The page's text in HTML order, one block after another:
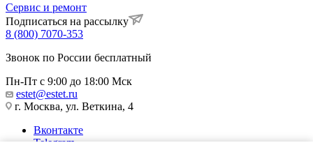
Сервис и ремонт
Подписаться на рассылку
8 (800) 7070-353
Звонок по России бесплатный
Пн-Пт с 9:00 до 18:00 Мск
estet@estet.ru
г. Москва, ул. Веткина, 4
Вконтакте
Telegram